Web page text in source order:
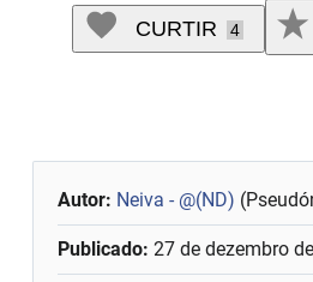
CURTIR 4
Autor: Neiva - @(ND)
Publicado:27 de dezembro